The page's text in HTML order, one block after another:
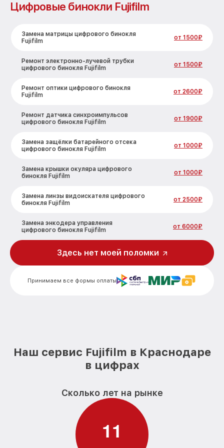
Цифровые бинокли Fujifilm
Замена матрицы цифрового бинокля
Fujifilm
от 1500₽
Ремонт электронно-лучевой трубки
цифрового бинокля Fujifilm
от 1500₽
Ремонт оптики цифрового бинокля
Fujifilm
от 2600₽
Ремонт датчика синхроимпульсов
цифрового бинокля Fujifilm
от 1900₽
Замена защёлки батарейного отсека
цифрового бинокля Fujifilm
от 1000₽
Замена крышки окуляра цифрового
бинокля Fujifilm
от 1000₽
Замена линзы видоискателя цифрового
бинокля Fujifilm
от 2500₽
Замена энкодера управления
цифрового бинокля Fujifilm
от 6000₽
Исправление инверсии изображения
цифрового бинокля Fujifilm
Ремонт встроенного дальнометра
цифрового бинокля Fujifilm
от 1000₽
Замена объективов с улучшением
характеристик цифрового бинокля
Замена шим контроллера цифрового
Замена микросхемы усилителя
цифрового бинокля Fujifilm
Принимаем все формы оплаты
Здесь нет моей поломки
Наш сервис Fujifilm в Краснодаре
в цифрах
Сколько лет на рынке
11